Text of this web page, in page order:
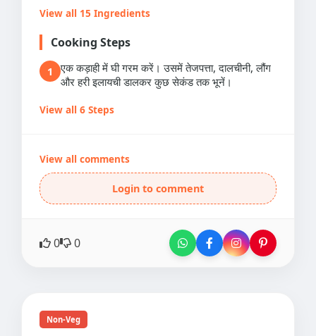
View all 15 Ingredients
Cooking Steps
1
एक कड़ाही में घी गरम करें। उसमें तेजपत्ता, दालचीनी, लौंग
और हरी इलायची डालकर कुछ सेकंड तक भूनें।
View all 6 Steps
View all comments
Login to comment
0 0
Non-Veg